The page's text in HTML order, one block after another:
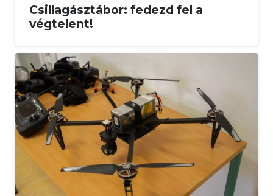
Csillagásztábor: fedezd fel a
végtelent!